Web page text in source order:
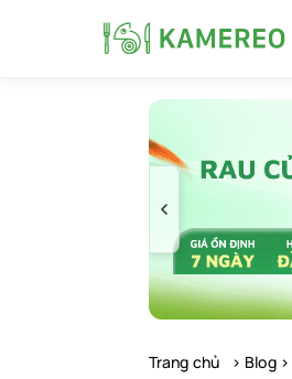
Trang chủ > Blog>